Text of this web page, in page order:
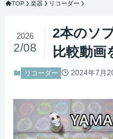
TOP 楽器 リコーダー
2本のソ
比較動画
2026
2/08
リコーダー 2024年7月